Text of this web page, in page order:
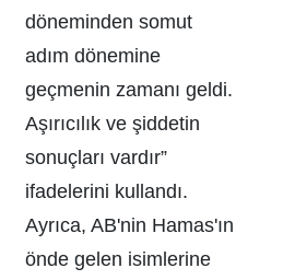
döneminden somut
adım dönemine
geçmenin zamanı geldi.
Aşırıcılık ve şiddetin
sonuçları vardır”
ifadelerini kullandı.
Ayrıca, AB'nin Hamas'ın
önde gelen isimlerine